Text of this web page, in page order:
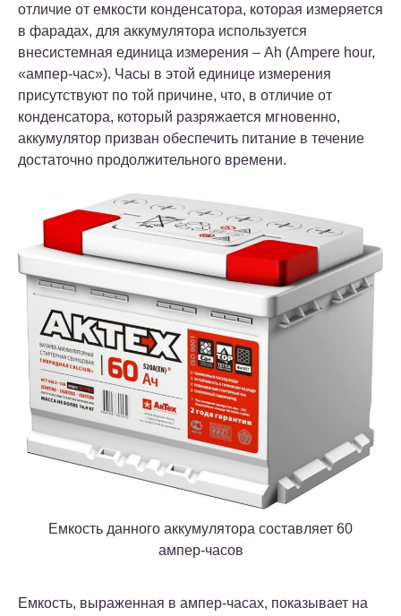
отличие от емкости конденсатора, которая измеряется
в фарадах, для аккумулятора используется
внесистемная единица измерения – Ah (Ampere hour,
«ампер-час»). Часы в этой единице измерения
присутствуют по той причине, что, в отличие от
конденсатора, который разряжается мгновенно,
аккумулятор призван обеспечить питание в течение
достаточно продолжительного времени.
Емкость данного аккумулятора составляет 60
ампер-часов
Емкость, выраженная в ампер-часах, показывает на